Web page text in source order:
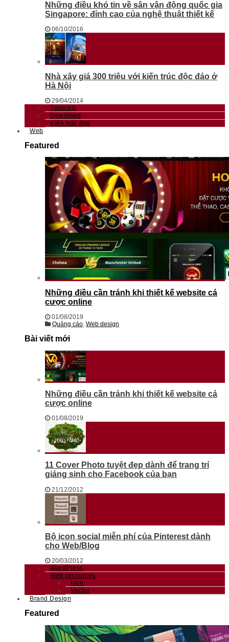
Những điều khó tin về sân vận động quốc gia
Singapore: đỉnh cao của nghệ thuật thiết kế
06/10/2016
Nhà xây giá 300 triệu với kiến trúc độc đáo ở
Hà Nội
29/04/2014
Tutorials
Download
Kiến trúc đẹp
Web
Featured
Những điều cần tránh khi thiết kế website cá
cược online
01/08/2019
Quảng cáo, Web design
Bài viết mới
Những điều cần tránh khi thiết kế website cá
cược online
01/08/2019
11 Cover Photo tuyệt đẹp dành để trang trí
giáng sinh cho Facebook của bạn
21/12/2012
Bộ icon social miễn phí của Pinterest dành
cho Web/Blog
20/03/2012
WordPress
Web resources
Icon
Vector
Brand Design
Featured